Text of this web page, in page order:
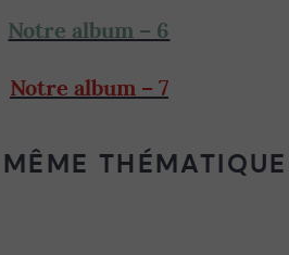
Notre album – 6
Notre album – 7
THÉMATIQUE